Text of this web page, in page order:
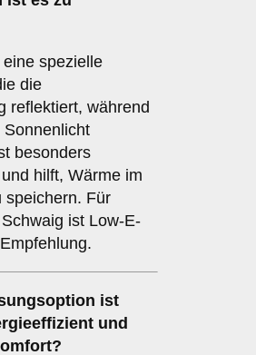
spezielle
die
reflektiert, während
besonders
hilft, Wärme im
speichern. Für
ist Low-E-
ist
und